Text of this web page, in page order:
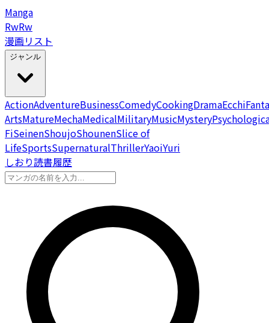
Manga
RwRw
漫画リスト
ジャンル
ActionAdventureBusinessComedyCookingDramaEcchi
ArtsMatureMechaMedicalMilitaryMusicMystery
FiSeinenShoujoShounenSlice of
LifeSportsSupernaturalThrillerYaoiYuri
しおり読書履歴